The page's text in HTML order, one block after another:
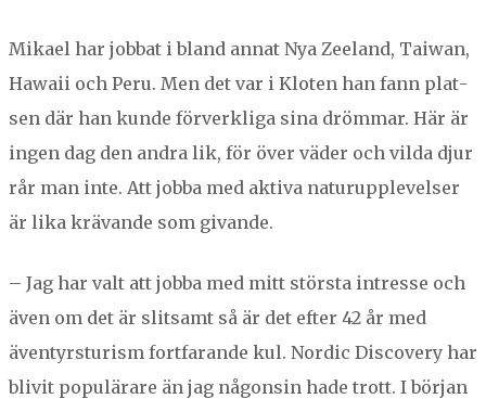
Mikael har job­bat i bland annat Nya Zee­land, Tai­wan,
Hawaii och Peru. Men det var i Kloten han fann plat­
sen där han kunde förverk­li­ga sina dröm­mar. Här är
ingen dag den andra lik, för över väder och vil­da djur
rår man inte. Att job­ba med akti­va natu­rup­plevelser
är lika krä­vande som givande.
– Jag har valt att job­ba med mitt störs­ta intresse och
även om det är slit­samt så är det efter 42 år med
även­tyrs­tur­ism fort­farande kul. Nordic Dis­cov­ery har
bliv­it pop­ulärare än jag någon­sin hade trott. I bör­jan